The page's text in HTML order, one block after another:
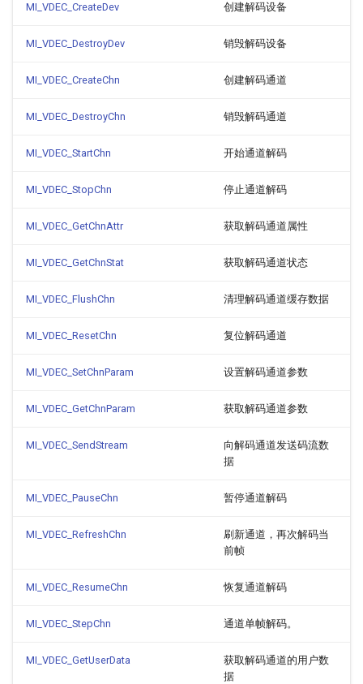
MI_VDEC_CreateDev 创建解码设备
MI_VDEC_DestroyDev 销毁解码设备
MI_VDEC_CreateChn 创建解码通道
MI_VDEC_DestroyChn 销毁解码通道
MI_VDEC_StartChn 开始通道解码
MI_VDEC_StopChn 停止通道解码
MI_VDEC_GetChnAttr 获取解码通道属性
MI_VDEC_GetChnStat 获取解码通道状态
MI_VDEC_FlushChn 清理解码通道缓存数据
MI_VDEC_ResetChn 复位解码通道
MI_VDEC_SetChnParam 设置解码通道参数
MI_VDEC_GetChnParam 获取解码通道参数
MI_VDEC_SendStream
向解码通道发送码流数
据
MI_VDEC_PauseChn 暂停通道解码
MI_VDEC_RefreshChn
刷新通道，再次解码当
前帧
MI_VDEC_ResumeChn 恢复通道解码
MI_VDEC_StepChn 通道单帧解码。
MI_VDEC_GetUserData
获取解码通道的用户数
据